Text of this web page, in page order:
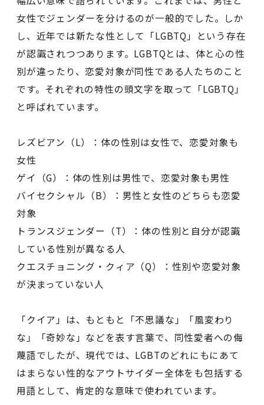
女性でジェンダーを分けるのが一般的でした。しか
し、近年では新たな性として「LGBTQ」という存在
が認識されつつあります。LGBTQとは、体と心の性
別が違ったり、恋愛対象が同性である人たちのこと
です。それぞれの特性の頭文字を取って「LGBTQ」
と呼ばれています。
レズビアン（L）：体の性別は女性で、恋愛対象も
女性
ゲイ（G）：体の性別は男性で、恋愛対象も男性
バイセクシャル（B）：男性と女性のどちらも恋愛
対象
トランスジェンダー（T）：体の性別と自分が認識
している性別が異なる人
クエスチョニング・クィア（Q）：性別や恋愛対象
が決まっていない人
「クイア」は、もともと「不思議な」「風変わり
な」「奇妙な」などを表す言葉で、同性愛者への侮
蔑語でしたが、現代では、LGBTのどれにもにあて
はまらない性的なアウトサイダー全体をも包括する
用語として、肯定的な意味で使われています。